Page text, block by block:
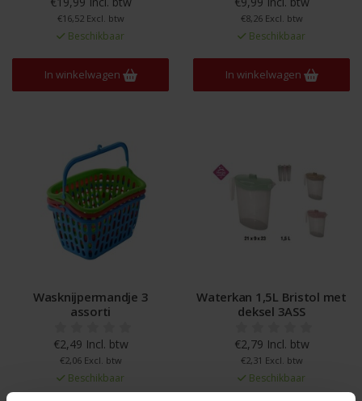
€16,52 Excl. btw
Beschikbaar
In winkelwagen
€8,26 Excl. btw
Beschikbaar
In winkelwagen
Wasknijpermandje 3
assorti
€2,49 Incl. btw
€2,06 Excl. btw
Beschikbaar
Waterkan 1,5L Bristol met
deksel 3ASS
€2,79 Incl. btw
€2,31 Excl. btw
Beschikbaar